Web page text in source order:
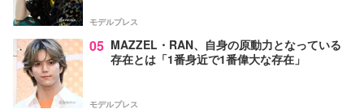
モデルプレス
05 MAZZEL・RAN、自身の原動力となっている
存在とは「1番身近で1番偉大な存在」
モデルプレス